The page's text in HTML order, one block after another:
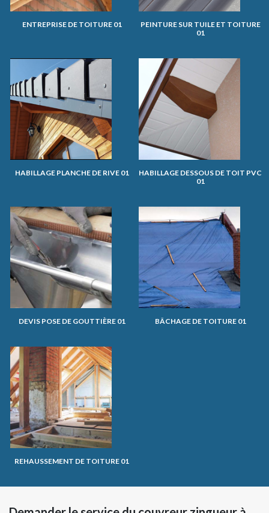
ENTREPRISE DE TOITURE 01
PEINTURE SUR TUILE ET TOITURE
01
HABILLAGE PLANCHE DE RIVE 01
HABILLAGE DESSOUS DE TOIT PVC
01
DEVIS POSE DE GOUTTIÈRE 01 BÂCHAGE DE TOITURE 01
REHAUSSEMENT DE TOITURE 01